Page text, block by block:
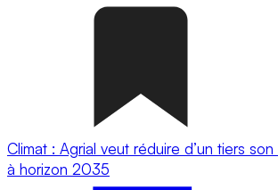
Climat : Agrial veut réduire d’un tiers
à horizon 2035